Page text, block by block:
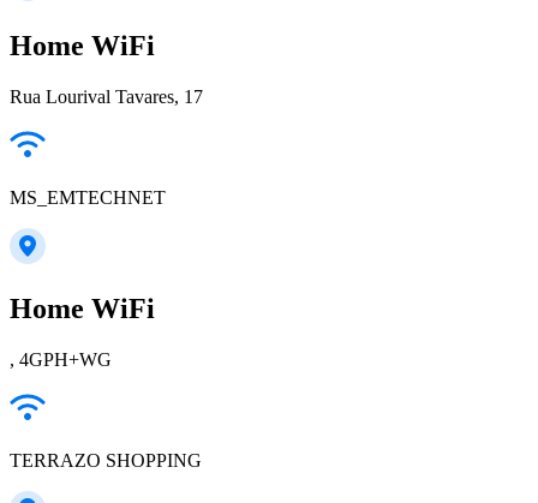
Home WiFi
Rua Lourival Tavares, 17
MS_EMTECHNET
Home WiFi
, 4GPH+WG
TERRAZO SHOPPING